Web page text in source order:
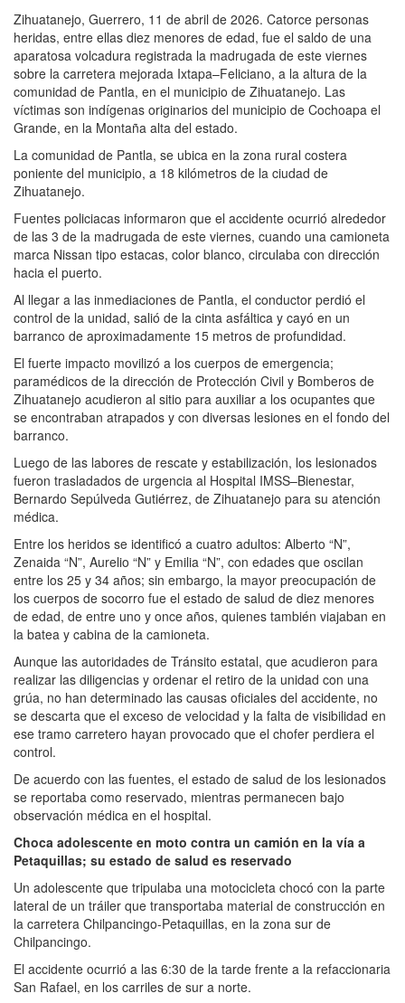
Zihuatanejo, Guerrero, 11 de abril de 2026. Catorce personas
heridas, entre ellas diez menores de edad, fue el saldo de una
aparatosa volcadura registrada la madrugada de este viernes
sobre la carretera mejorada Ixtapa–Feliciano, a la altura de la
comunidad de Pantla, en el municipio de Zihuatanejo. Las
víctimas son indígenas originarios del municipio de Cochoapa el
Grande, en la Montaña alta del estado.
La comunidad de Pantla, se ubica en la zona rural costera
poniente del municipio, a 18 kilómetros de la ciudad de
Zihuatanejo.
Fuentes policiacas informaron que el accidente ocurrió alrededor
de las 3 de la madrugada de este viernes, cuando una camioneta
marca Nissan tipo estacas, color blanco, circulaba con dirección
hacia el puerto.
Al llegar a las inmediaciones de Pantla, el conductor perdió el
control de la unidad, salió de la cinta asfáltica y cayó en un
barranco de aproximadamente 15 metros de profundidad.
El fuerte impacto movilizó a los cuerpos de emergencia;
paramédicos de la dirección de Protección Civil y Bomberos de
Zihuatanejo acudieron al sitio para auxiliar a los ocupantes que
se encontraban atrapados y con diversas lesiones en el fondo del
barranco.
Luego de las labores de rescate y estabilización, los lesionados
fueron trasladados de urgencia al Hospital IMSS–Bienestar,
Bernardo Sepúlveda Gutiérrez, de Zihuatanejo para su atención
médica.
Entre los heridos se identificó a cuatro adultos: Alberto “N”,
Zenaida “N”, Aurelio “N” y Emilia “N”, con edades que oscilan
entre los 25 y 34 años; sin embargo, la mayor preocupación de
los cuerpos de socorro fue el estado de salud de diez menores
de edad, de entre uno y once años, quienes también viajaban en
la batea y cabina de la camioneta.
Aunque las autoridades de Tránsito estatal, que acudieron para
realizar las diligencias y ordenar el retiro de la unidad con una
grúa, no han determinado las causas oficiales del accidente, no
se descarta que el exceso de velocidad y la falta de visibilidad en
ese tramo carretero hayan provocado que el chofer perdiera el
control.
De acuerdo con las fuentes, el estado de salud de los lesionados
se reportaba como reservado, mientras permanecen bajo
observación médica en el hospital.
Choca adolescente en moto contra un camión en la vía a
Petaquillas; su estado de salud es reservado
Un adolescente que tripulaba una motocicleta chocó con la parte
lateral de un tráiler que transportaba material de construcción en
la carretera Chilpancingo-Petaquillas, en la zona sur de
Chilpancingo.
El accidente ocurrió a las 6:30 de la tarde frente a la refaccionaria
San Rafael, en los carriles de sur a norte.